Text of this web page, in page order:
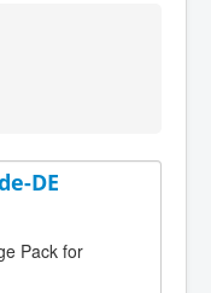
DE
Pack for